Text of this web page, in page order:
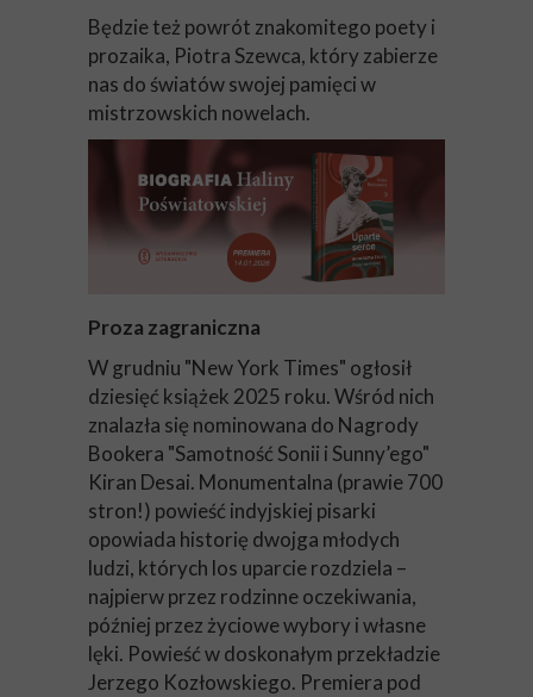
Będzie też powrót znakomitego poety i
prozaika, Piotra Szewca, który zabierze
nas do światów swojej pamięci w
mistrzowskich nowelach.
Proza zagraniczna
W grudniu "New York Times" ogłosił
dziesięć książek 2025 roku. Wśród nich
znalazła się nominowana do Nagrody
Bookera "Samotność Sonii i Sunny’ego"
Kiran Desai. Monumentalna (prawie 700
stron!) powieść indyjskiej pisarki
opowiada historię dwojga młodych
ludzi, których los uparcie rozdziela –
najpierw przez rodzinne oczekiwania,
później przez życiowe wybory i własne
lęki. Powieść w doskonałym przekładzie
Jerzego Kozłowskiego. Premiera pod